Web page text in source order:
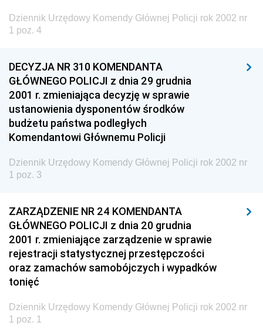
Chemicznego i Lekkiego
Dziennik Urzędowy Ministra Rodziny, Pracy i Polityki
Społecznej
Dziennik Urzędowy Ministra Cyfryzacji
Dziennik Urzędowy Ministra Rozwoju
Budownictwa
Dziennik Urzędowy Ministra Energii
Dziennik Urzędowy Ministra Finansów
Dziennik Urzędowy Ministra Sprawiedliwości
Dziennik Urzędowy Ministra Rozwoju i Finansów
Dziennik Urzędowy Wyższego Urzędu Górniczego
Dziennik Urzędowy Prezesa Urzędu Transportu
Dziennik Urzędowy Komendy Głównej Policji rok 2002 nr
1 poz. 4
DECYZJA NR 310 KOMENDANTA
GŁÓWNEGO POLICJI z dnia 29 grudnia
2001 r. zmieniająca decyzję w sprawie
ustanowienia dysponentów środków
budżetu państwa podległych
Komendantowi Głównemu Policji
Dziennik Urzędowy Komendy Głównej Policji rok 2002 nr
1 poz. 3
ZARZĄDZENIE NR 24 KOMENDANTA
GŁÓWNEGO POLICJI z dnia 20 grudnia
2001 r. zmieniające zarządzenie w sprawie
rejestracji statystycznej przestępczości
oraz zamachów samobójczych i wypadków
tonięć
Dziennik Urzędowy Komendy Głównej Policji rok 2002 nr
1 poz. 1